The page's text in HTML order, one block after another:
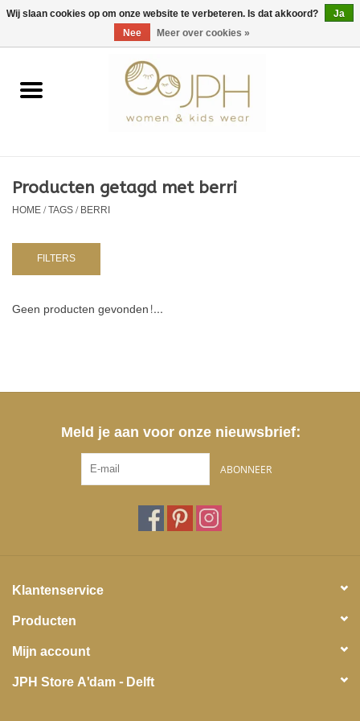
EUR/GBP/USD 0 Artikelen - €0,00
Home
Kids
NURSERY / TABLEWARE
Producten getagd met berri
HOME/TAGS/BERRI
FILTERS
Geen producten gevonden!...
Meld je aan voor onze nieuwsbrief:
ABONNEER
Klantenservice
Producten
Mijn account
JPH Store A'dam - Delft
Wij slaan cookies op om onze website te verbeteren. Is dat akkoord?
Ja
Nee
Meer over cookies »